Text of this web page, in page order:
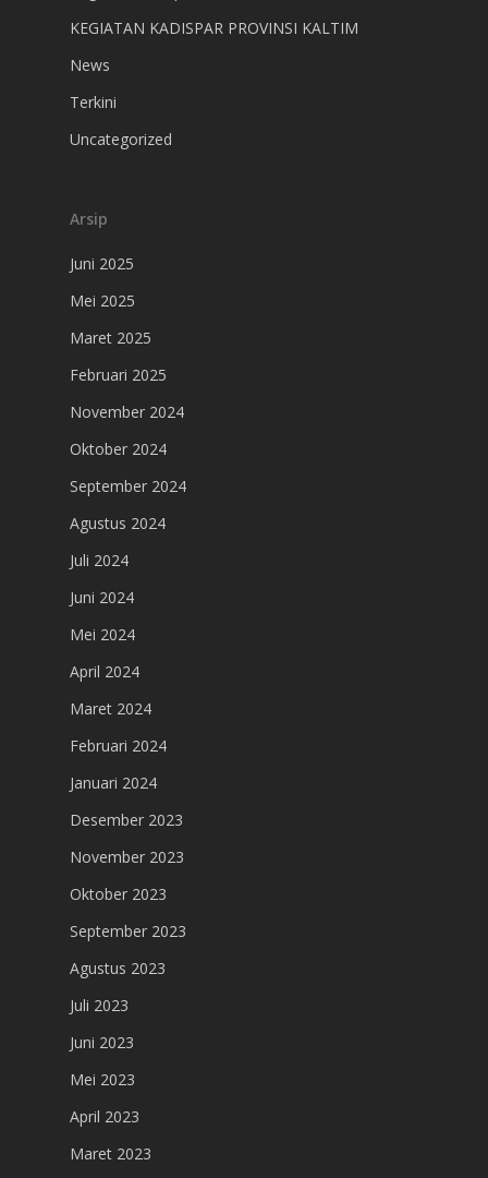
KEGIATAN KADISPAR PROVINSI KALTIM
News
Terkini
Uncategorized
Arsip
Juni 2025
Mei 2025
Maret 2025
Februari 2025
November 2024
Oktober 2024
September 2024
Agustus 2024
Juli 2024
Juni 2024
Mei 2024
April 2024
Maret 2024
Februari 2024
Januari 2024
Desember 2023
November 2023
Oktober 2023
September 2023
Agustus 2023
Juli 2023
Juni 2023
Mei 2023
April 2023
Maret 2023